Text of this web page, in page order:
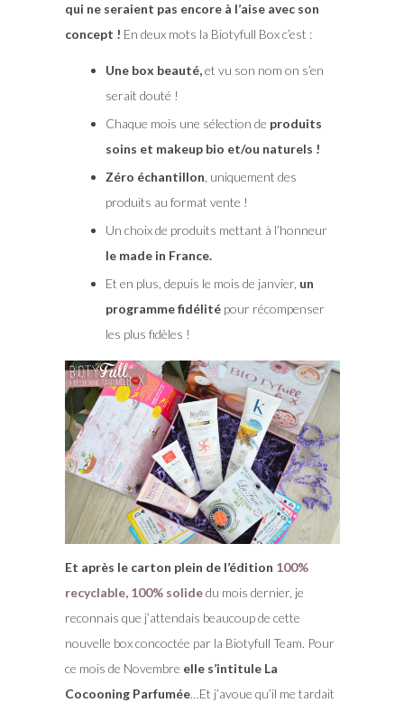
qui ne seraient pas encore à l’aise avec son
concept ! En deux mots la Biotyfull Box c’est :
Une box beauté,et vu son nom on s’en
serait douté !
Chaque mois une sélection de produits
soins et makeup bio et/ou naturels !
Zéro échantillon , uniquement des
produits au format vente !
Un choix de produits mettant à l’honneur
le made in France.
Et en plus, depuis le mois de janvier, un
programme fidélitépour récompenser
les plus fidèles !
Et après le carton plein de l’édition 100%
recyclable, 100% solidedu mois dernier, je
reconnais que j’attendais beaucoup de cette
nouvelle box concoctée par la Biotyfull Team. Pour
ce mois de Novembre elle s’intitule La
Cocooning Parfumée…Et j’avoue qu’il me tardait